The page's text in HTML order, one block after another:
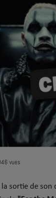
vues
la sortie de